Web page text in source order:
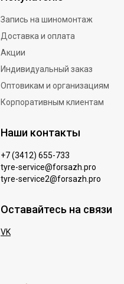
Запись на шиномонтаж
Доставка и оплата
Акции
Индивидуальный заказ
Оптовикам и организациям
Корпоративным клиентам
Наши контакты
+7 (3412) 655-733
tyre-service@forsazh.pro
tyre-service2@forsazh.pro
Оставайтесь на связи
VK